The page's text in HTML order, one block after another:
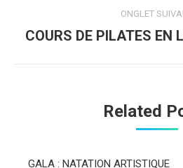
ONGLET
COURS DE PILATES EN
Related
GALA : NATATION ARTISTIQUE